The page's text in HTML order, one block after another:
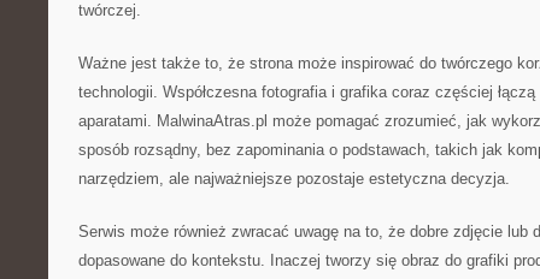
twórczej.
Ważne jest także to, że strona może inspirować do twórczego
technologii. Współczesna fotografia i grafika coraz częściej
aparatami. MalwinaAtras.pl może pomagać zrozumieć, jak
sposób rozsądny, bez zapominania o podstawach, takich jak
narzędziem, ale najważniejsze pozostaje estetyczna decyzja.
Serwis może również zwracać uwagę na to, że dobre zdjęcie lub
dopasowane do kontekstu. Inaczej tworzy się obraz do grafiki